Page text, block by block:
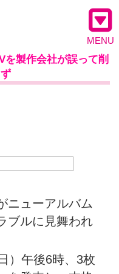
MENU
を製作会社が誤って削
ニューアルバム
ブルに見舞われ
）午後6時、3枚